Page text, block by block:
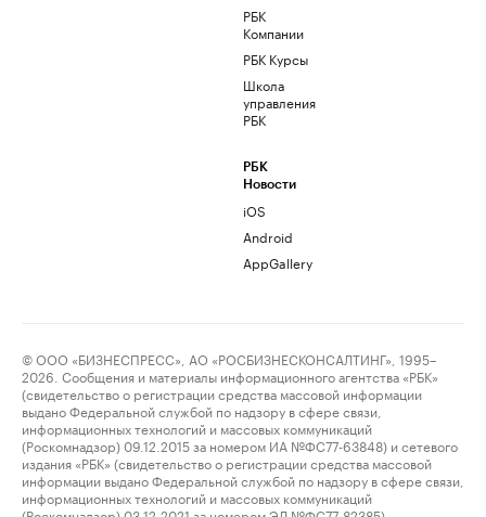
РБК
Компании
РБК Курсы
Школа
управления
РБК
РБК
Новости
iOS
Android
AppGallery
© ООО «БИЗНЕСПРЕСС», АО «РОСБИЗНЕСКОНСАЛТИНГ», 1995–
2026. Сообщения и материалы информационного агентства «РБК»
(свидетельство о регистрации средства массовой информации
выдано Федеральной службой по надзору в сфере связи,
информационных технологий и массовых коммуникаций
(Роскомнадзор) 09.12.2015 за номером ИА №ФС77-63848) и сетевого
издания «РБК» (свидетельство о регистрации средства массовой
информации выдано Федеральной службой по надзору в сфере связи,
информационных технологий и массовых коммуникаций